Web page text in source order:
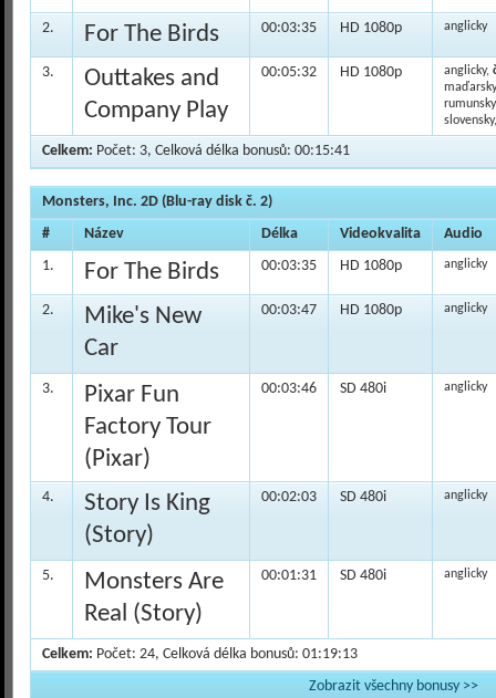
2. For The Birds 00:03:35 HD 1080p anglicky
3.
Outtakes and
Company Play
00:05:32 HD 1080p anglicky,
Celkem: Počet: 3, Celková délka bonusů: 00:15:41
Monsters, Inc. 2D (Blu-ray disk č. 2)
#
Název Délka Videokvalita
Audio
1.
For The Birds 00:03:35 HD 1080p anglicky
2.
Mike's New
Car
00:03:47 HD 1080p anglicky
3.
Pixar Fun
Factory Tour
(Pixar)
00:03:46 SD 480i anglicky
4.
Story Is King
(Story)
00:02:03 SD 480i anglicky
5.
Monsters Are
Real (Story)
00:01:31 SD 480i anglicky
Celkem: Počet: 24, Celková délka bonusů: 01:19:13
Zobrazit všechny bonusy >>